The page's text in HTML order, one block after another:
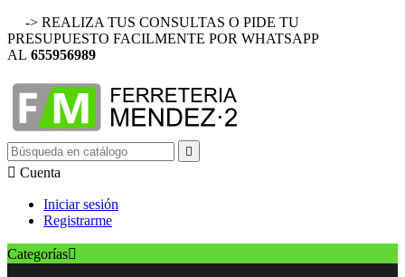
-> REALIZA TUS CONSULTAS O PIDE TU
PRESUPUESTO FACILMENTE POR WHATSAPP
AL 655956989

 Cuenta
Iniciar sesión
Registrarme
Categorías